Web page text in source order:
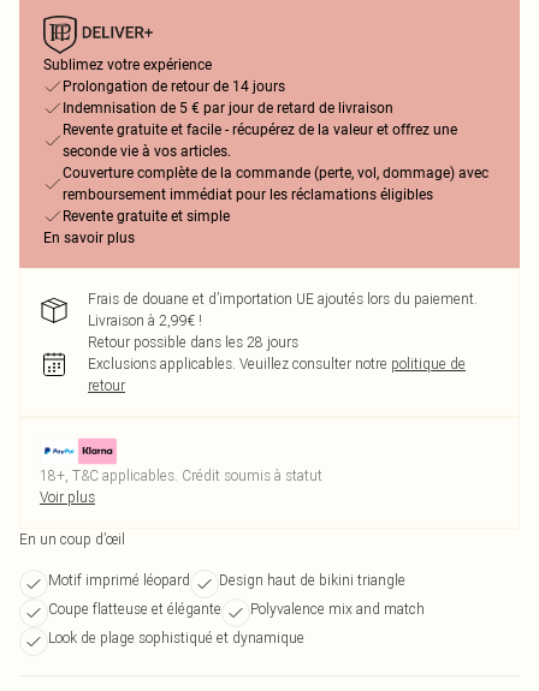
Sublimez votre expérience
Prolongation de retour de 14 jours
Indemnisation de 5 € par jour de retard de livraison
Revente gratuite et facile - récupérez de la valeur et offrez une
seconde vie à vos articles.
Couverture complète de la commande (perte, vol, dommage) avec
remboursement immédiat pour les réclamations éligibles
Revente gratuite et simple
En savoir plus
Frais de douane et d’importation UE ajoutés lors du paiement.
Livraison à 2,99€ !
Retour possible dans les 28 jours
Exclusions applicables. Veuillez consulter notre politique de
retour
18+, T&C applicables. Crédit soumis à statut
Voir plus
En un coup d’œil
Motif imprimé léopard
Design haut de bikini triangle
Coupe flatteuse et élégante
Polyvalence mix and match
Look de plage sophistiqué et dynamique